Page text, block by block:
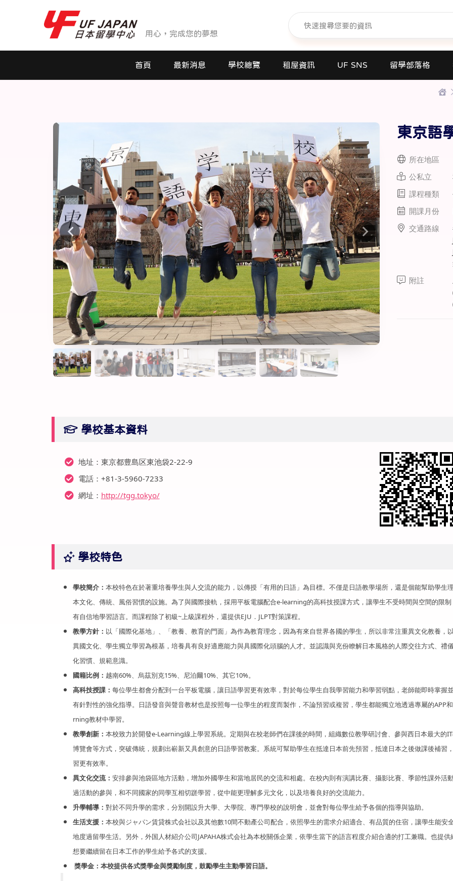
用心，完成您的夢想
首頁 最新消息 學校總覽
短期大學
大學
研究所
商業日文課程
線上課程
寒暑假遊學套裝課程
打工度假
租屋資訊 UF SNS 留學部落格
東京語
所在地區
公私立
課程種類
開課月份
交通路線
附註
學校基本資料
地址：東京都豊島区東池袋2-22-9
電話：+81-3-5960-7233
網址： http://tgg.tokyo/
學校特色
學校簡介： 本校特色在於著重培養學生與人交流的能力，以傳授「有用的日語」為目標。不僅是日語教學場所，還是個能幫助學生
本文化、傳統、風俗習慣的設施。為了與國際接軌，採用平板電腦配合e-learning的高科技授課方式，讓學生不受時間與空間的限制
有自信地學習語言。而課程除了初級~上級課程外，還提供EJU．JLPT對策課程。
教學方針： 以「國際化基地」、「教養、教育的門面」為作為教育理念，因為有來自世界各國的學生，所以非常注重異文化教養，
異國文化、學生獨立學習為根基，培養具有良好適應能力與具國際化頭腦的人才。並認識與充份瞭解日本風格的人際交往方式、禮
化習慣、規範意識。
國籍比例： 越南60%、烏茲別克15%、尼泊爾10%、其它10%。
高科技授課： 每位學生都會分配到一台平板電腦，讓日語學習更有效率，對於每位學生自我學習能力和學習弱點，老師能即時掌握
有針對性的強化指導。日語發音與聲音教材也是按照每一位學生的程度而製作，不論預習或複習，學生都能獨立地透過專屬的APP
rning教材中學習。
教學創新： 本校致力於開發e-Learning線上學習系統。定期與在校老師們在課後的時間，組織數位教學研討會、參與西日本最大的
博覽會等方式，突破傳統，規劃出嶄新又具創意的日語學習教案。系統可幫助學生在抵達日本前先預習，抵達日本之後做課後補習
習更有效率。
異文化交流： 安排參與池袋區地方活動，增加外國學生和當地居民的交流和相處。在校內則有演講比賽、攝影比賽、季節性課外活
過活動的參與，和不同國家的同學互相切蹉學習，從中能更理解多元文化，以及培養良好的交流能力。
升學輔導： 對於不同升學的需求，分別開設升大學、大學院、專門學校的說明會，並會對每位學生給予各個的指導與協助。
生活支援： 本校與ジャパン賃貸株式会社以及其他數10間不動產公司配合，依照學生的需求介紹適合、有品質的住宿，讓學生能安
地度過留學生活。另外，外国人材紹介公司JAPAHA株式会社為本校關係企業，依學生當下的語言程度介紹合適的打工兼職。也提供
想要繼續留在日本工作的學生給予各式的支援。
獎學金：本校提供各式獎學金與獎勵制度，鼓勵學生主動學習日語。